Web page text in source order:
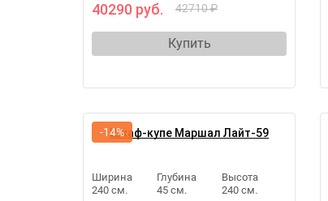
40290 руб. 42710 ₽
Купить
Шкаф-купе Маршал Лайт-59
Ширина
240 см.
Глубина
45 см.
Высота
240 см.
-14%